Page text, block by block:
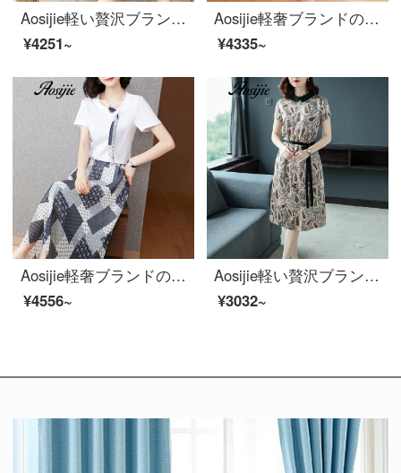
Aosijie軽い贅沢ブランドの婦人服の網網の花の小さいVネックのワンピース2020夏の新型は腰を収めて明らかにやせている熟している風があって尻のスカートの気質の女神範一歩のスカートのピクチャーの色Mを包みます。
¥4251~
Aosijie軽奢ブランドの女装スタイルストライプのワンピース女性2020秋新作の子供の襟のファッションの高腰のセレブな軽熟風貴族のスカートの青いM
¥4335~
Aosijie軽奢ブランドの女装花柄シフォンワンピースセット女性2020夏服新型Tシャツに花柄シフォン半身のスカート淑女2点セット青いM
¥4556~
Aosijie軽い贅沢ブランドの婦人服プリント半袖ワンピース女性2020夏新作はウエストが細く見える子供ネックの弾力性のあるサテンファッション復古中のロングスカートの女性アンズ色Mです。
¥3032~